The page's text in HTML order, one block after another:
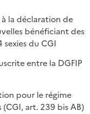
la déclaration de
bénéficiant des
du CGI
entre la DGFIP
pour le régime
art. 239 bis AB)